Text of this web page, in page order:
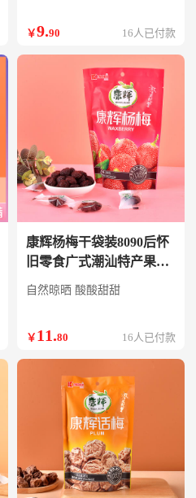
￥9.90 16人已付款
康辉杨梅干袋装8090后怀
旧零食广式潮汕特产果干
果脯酸甜蜜饯孕妇
自然晾晒 酸酸甜甜
￥ 11.80 16人已付款